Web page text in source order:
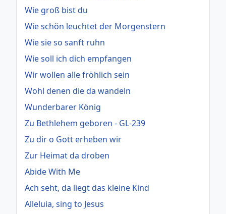
Wie groß bist du
Wie schön leuchtet der Morgenstern
Wie sie so sanft ruhn
Wie soll ich dich empfangen
Wir wollen alle fröhlich sein
Wohl denen die da wandeln
Wunderbarer König
Zu Bethlehem geboren - GL-239
Zu dir o Gott erheben wir
Zur Heimat da droben
Abide With Me
Ach seht, da liegt das kleine Kind
Alleluia, sing to Jesus